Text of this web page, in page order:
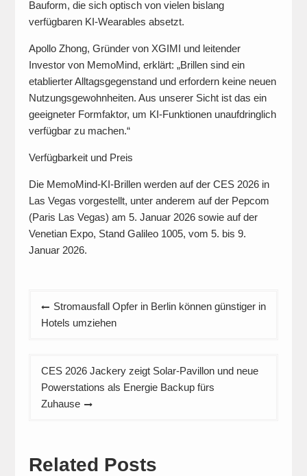
Bauform, die sich optisch von vielen bislang
verfügbaren KI-Wearables absetzt.
Apollo Zhong, Gründer von XGIMI und leitender
Investor von MemoMind, erklärt: „Brillen sind ein
etablierter Alltagsgegenstand und erfordern keine neuen
Nutzungsgewohnheiten. Aus unserer Sicht ist das ein
geeigneter Formfaktor, um KI-Funktionen unaufdringlich
verfügbar zu machen.“
Verfügbarkeit und Preis
Die MemoMind-KI-Brillen werden auf der CES 2026 in
Las Vegas vorgestellt, unter anderem auf der Pepcom
(Paris Las Vegas) am 5. Januar 2026 sowie auf der
Venetian Expo, Stand Galileo 1005, vom 5. bis 9.
Januar 2026.
Beitragsnavigation
Stromausfall Opfer in Berlin können günstiger in
Hotels umziehen
CES 2026 Jackery zeigt Solar-Pavillon und neue
Powerstations als Energie Backup fürs
Zuhause
Related Posts